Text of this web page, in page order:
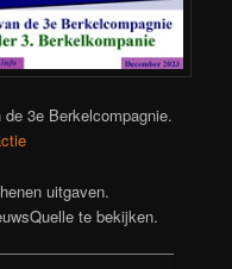
3e Berkelcompagnie.
uitgaven.
te bekijken.